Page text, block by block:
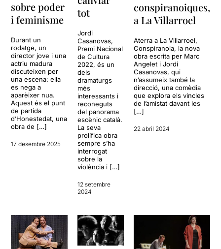
sobre poder
i feminisme
Durant un
rodatge, un
director jove i una
actriu madura
discuteixen per
una escena: ella
es nega a
aparèixer nua.
Aquest és el punt
de partida
d’Honestedat, una
obra de […]
17 desembre 2025
tot
Jordi
Casanovas,
Premi Nacional
de Cultura
2022, és un
dels
dramaturgs
més
interessants i
reconeguts
del panorama
escènic català.
La seva
prolífica obra
sempre s’ha
interrogat
sobre la
violència i […]
12 setembre
2024
conspiranoiques,
a La Villarroel
Aterra a La Villarroel,
Conspiranoia, la nova
obra escrita per Marc
Angelet i Jordi
Casanovas, qui
n’assumeix també la
direcció, una comèdia
que explora els vincles
de l’amistat davant les
[…]
22 abril 2024